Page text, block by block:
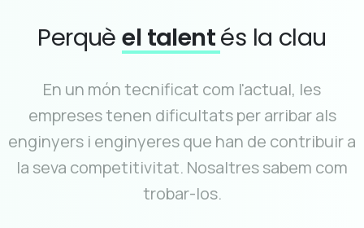
Perquèel talentés la clau
En un món tecnificat com l'actual, les
empreses tenen dificultats per arribar als
enginyers i enginyeres que han de contribuir a
la seva competitivitat. Nosaltres sabem com
trobar-los.